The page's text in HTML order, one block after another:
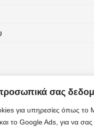
σας
για υπηρεσίες όπως το
το Google Ads, για να σας
Social